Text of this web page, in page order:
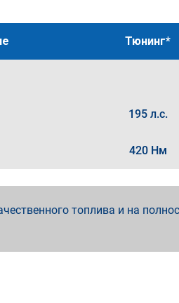
Тюнинг*
195 л.с.
420 Нм
топлива и на